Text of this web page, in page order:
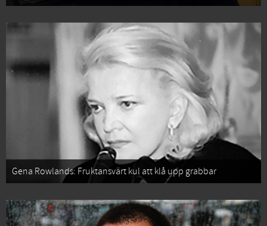
Gena Rowlands: Fruktansvärt kul att klå upp grabbar